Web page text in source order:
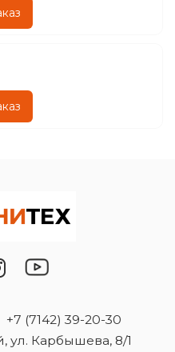
+7 (7142) 39-20-30
ул. Карбышева, 8/1